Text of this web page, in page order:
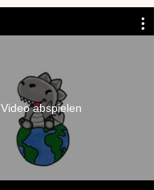
Video abspielen